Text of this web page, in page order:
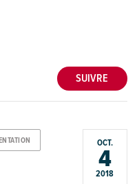
SUIVRE
OCT.
4
2018